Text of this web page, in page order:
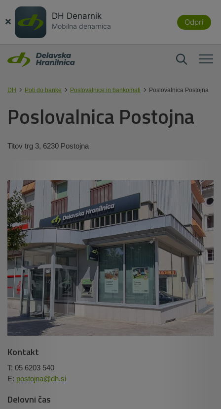
× DH Denarnik
Mobilna denarnica Odpri
DH Poti do banke Poslovalnice in bankomati Poslovalnica Postojna
Poslovalnica Postojna
Titov trg 3, 6230 Postojna
Kontakt
T: 05 6203 540
E: postojna@dh.si
Delovni čas